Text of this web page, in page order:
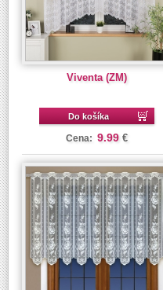
Viventa (ZM)
Do košíka
Cena: 9.99 €